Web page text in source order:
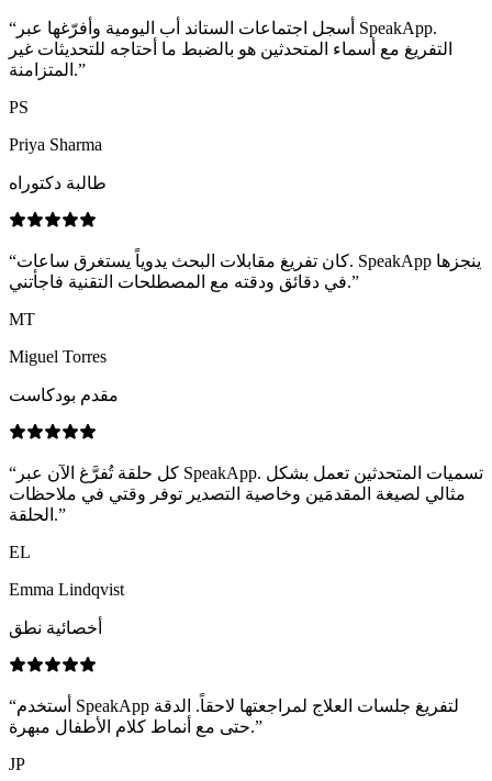
“ أسجل اجتماعات الستاند أب اليومية وأفرّغها عبر SpeakApp.
التفريغ مع أسماء المتحدثين هو بالضبط ما أحتاجه للتحديثات غير
المتزامنة.”
PS
Priya Sharma
طالبة دكتوراه
“كان تفريغ مقابلات البحث يدوياً يستغرق ساعات. SpeakApp ينجزها
في دقائق ودقته مع المصطلحات التقنية فاجأتني.”
MT
Miguel Torres
مقدم بودكاست
“ كل حلقة تُفرَّغ الآن عبر SpeakApp. تسميات المتحدثين تعمل بشكل
مثالي لصيغة المقدمَين وخاصية التصدير توفر وقتي في ملاحظات
الحلقة.”
EL
Emma Lindqvist
أخصائية نطق
“أستخدم SpeakApp لتفريغ جلسات العلاج لمراجعتها لاحقاً. الدقة
حتى مع أنماط كلام الأطفال مبهرة.”
JP